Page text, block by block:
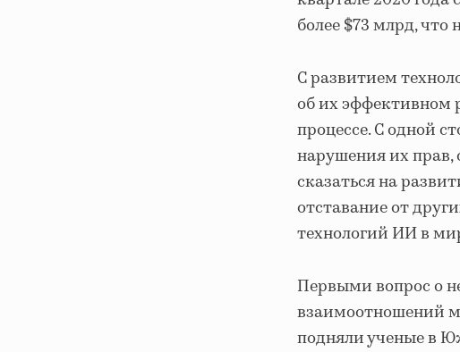
более $73 млрд, что
C развитием
об их эффективном
процессе. С одной
нарушения их прав,
сказаться на
отставание от
технологий ИИ в
Первыми вопрос о
взаимоотношений
подняли ученые в